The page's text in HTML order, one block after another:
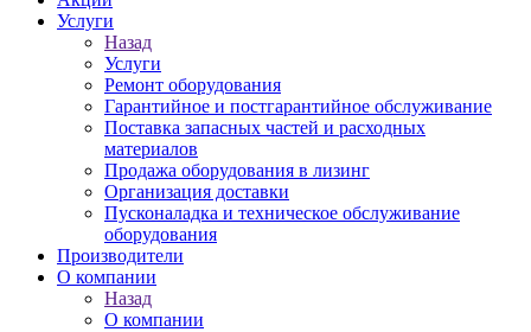
Услуги
Назад
Услуги
Ремонт оборудования
Гарантийное и постгарантийное обслуживание
Поставка запасных частей и расходных
материалов
Продажа оборудования в лизинг
Организация доставки
Пусконаладка и техническое обслуживание
оборудования
Производители
О компании
Назад
О компании